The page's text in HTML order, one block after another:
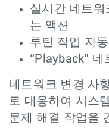
실시간 네트워
는 액션
루틴 작업 자
“Playback” 네
네트워크 변경 사
로 대응하여 시스
문제 해결 작업을